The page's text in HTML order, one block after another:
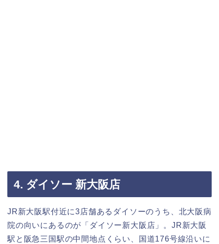
4. ダイソー 新大阪店
JR新大阪駅付近に3店舗あるダイソーのうち、北大阪病
院の向いにあるのが「ダイソー新大阪店」。JR新大阪
駅と阪急三国駅の中間地点くらい、国道176号線沿いに